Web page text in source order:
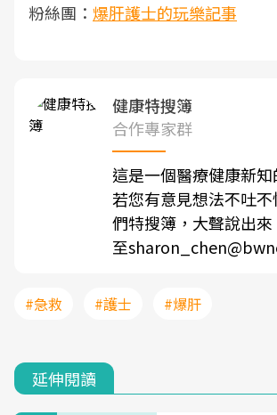
粉絲團： 爆肝護士的玩樂記事
健康特搜簿
合作專家群
這是一個醫療健康新知
若您有意見想法不吐
們特搜簿，大聲說出
至
#急救 #護士 #爆肝
延伸閱讀